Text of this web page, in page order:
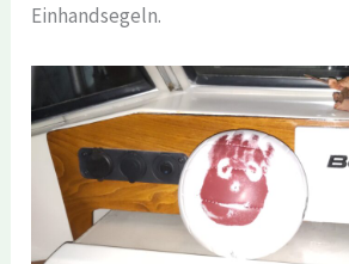
Einhandsegeln.